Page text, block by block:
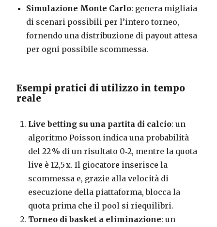
Simulazione Monte Carlo: genera migliaia
di scenari possibili per l’intero torneo,
fornendo una distribuzione di payout attesa
per ogni possibile scommessa.
Esempi pratici di utilizzo in tempo
reale
Live betting su una partita di calcio: un
algoritmo Poisson indica una probabilità
del 22 % di un risultato 0‑2, mentre la quota
live è 12,5 x. Il giocatore inserisce la
scommessa e, grazie alla velocità di
esecuzione della piattaforma, blocca la
quota prima che il pool si riequilibri.
Torneo di basket a eliminazione: un